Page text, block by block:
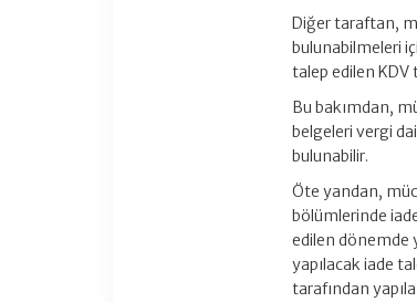
Diğer taraftan,
bulunabilmeleri
talep edilen KDV
Bu bakımdan,
belgeleri vergi
bulunabilir.
Öte yandan,
bölümlerinde
edilen dönemde
yapılacak iade
tarafından